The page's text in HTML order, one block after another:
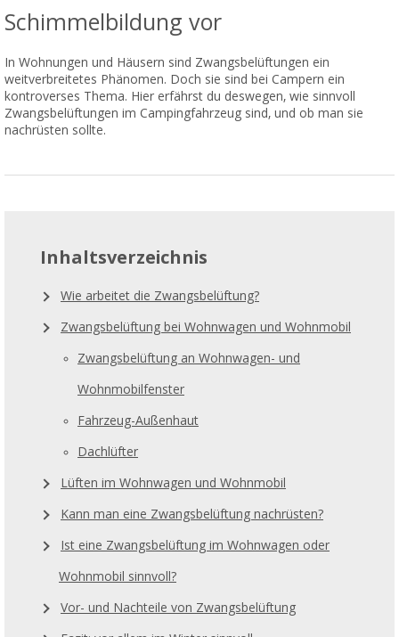
Schimmelbildung vor
In Wohnungen und Häusern sind Zwangsbelüftungen ein
weitverbreitetes Phänomen. Doch sie sind bei Campern ein
kontroverses Thema. Hier erfährst du deswegen, wie sinnvoll
Zwangsbelüftungen im Campingfahrzeug sind, und ob man sie
nachrüsten sollte.
Inhaltsverzeichnis
Wie arbeitet die Zwangsbelüftung?
Zwangsbelüftung bei Wohnwagen und Wohnmobil
Zwangsbelüftung an Wohnwagen- und
Wohnmobilfenster
Fahrzeug-Außenhaut
Dachlüfter
Lüften im Wohnwagen und Wohnmobil
Kann man eine Zwangsbelüftung nachrüsten?
Ist eine Zwangsbelüftung im Wohnwagen oder
Wohnmobil sinnvoll?
Vor- und Nachteile von Zwangsbelüftung